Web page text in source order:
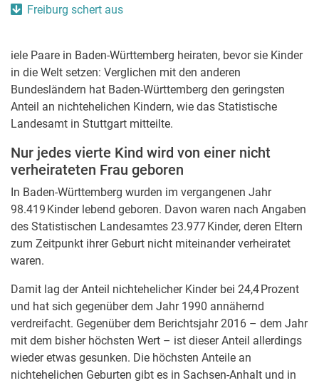
Freiburg schert aus
iele Paare in Baden-Württemberg heiraten, bevor sie Kinder
in die Welt setzen: Verglichen mit den anderen
Bundesländern hat Baden-Württemberg den geringsten
Anteil an nichtehelichen Kindern, wie das Statistische
Landesamt in Stuttgart mitteilte.
Nur jedes vierte Kind wird von einer nicht
verheirateten Frau geboren
In Baden-Württemberg wurden im vergangenen Jahr
98.419 Kinder lebend geboren. Davon waren nach Angaben
des Statistischen Landesamtes 23.977 Kinder, deren Eltern
zum Zeitpunkt ihrer Geburt nicht miteinander verheiratet
waren.
Damit lag der Anteil nichtehelicher Kinder bei 24,4 Prozent
und hat sich gegenüber dem Jahr 1990 annähernd
verdreifacht. Gegenüber dem Berichtsjahr 2016 – dem Jahr
mit dem bisher höchsten Wert – ist dieser Anteil allerdings
wieder etwas gesunken. Die höchsten Anteile an
nichtehelichen Geburten gibt es in Sachsen-Anhalt und in